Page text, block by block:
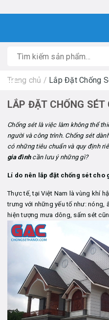
Trang chủ / Lắp Đặt Chống
LẮP ĐẶT CHỐNG SÉT
Chống sét là việc làm không thể
người và công trình. Chống sét
có những tiêu chuẩn và quy định
gia đìnhcần lưu ý những gì?
Lí do nên lắp đặt chống sét cho
Thực tế, tại Việt Nam là vùng khí
trưng với những yếu tố như: nóng,
hiện tượng mưa dông, sấm sét